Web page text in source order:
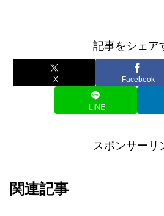
記事をシェア
X Facebook
LINE
スポンサーリ
関連記事